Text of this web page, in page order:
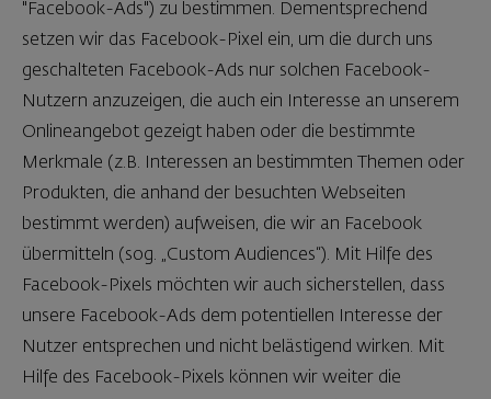
"Facebook-Ads") zu bestimmen. Dementsprechend
setzen wir das Facebook-Pixel ein, um die durch uns
geschalteten Facebook-Ads nur solchen Facebook-
Nutzern anzuzeigen, die auch ein Interesse an unserem
Onlineangebot gezeigt haben oder die bestimmte
Merkmale (z.B. Interessen an bestimmten Themen oder
Produkten, die anhand der besuchten Webseiten
bestimmt werden) aufweisen, die wir an Facebook
übermitteln (sog. „Custom Audiences“). Mit Hilfe des
Facebook-Pixels möchten wir auch sicherstellen, dass
unsere Facebook-Ads dem potentiellen Interesse der
Nutzer entsprechen und nicht belästigend wirken. Mit
Hilfe des Facebook-Pixels können wir weiter die